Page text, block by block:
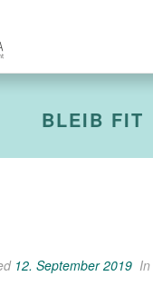
BLEIB FIT
12. September 2019 In